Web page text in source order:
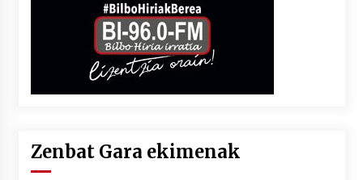
Zenbat Gara ekimenak